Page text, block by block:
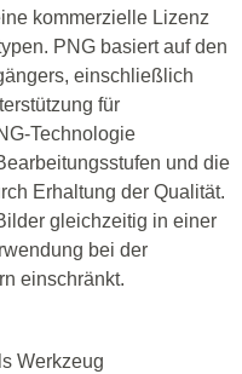
kommerzielle Lizenz
PNG basiert auf den
einschließlich
für
Technologie
und die
Erhaltung der Qualität.
gleichzeitig in einer
bei der
einschränkt.
Werkzeug